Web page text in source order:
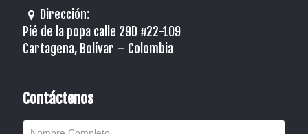
Dirección:
Pié de la popa calle 29D #22-109
Cartagena, Bolívar – Colombia
Contáctenos